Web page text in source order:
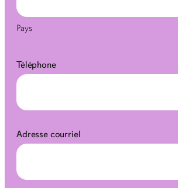
Pays
Téléphone
Adresse courriel